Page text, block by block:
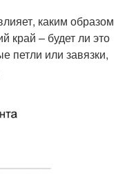
каким образом
край – будет ли это
петли или завязки,